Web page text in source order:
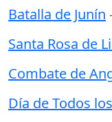
Batalla de Junín
Santa Rosa de
Combate de
Día de Todos